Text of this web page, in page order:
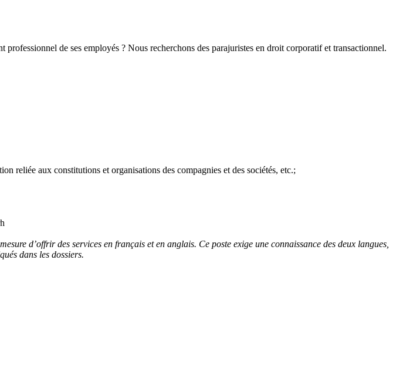
de ses employés ? Nous recherchons des parajuristes en droit corporatif et transactionnel.
reliée aux constitutions et organisations des compagnies et des sociétés, etc.;
d’offrir des services en français et en anglais. Ce poste exige une connaissance des deux langues,
dans les dossiers.